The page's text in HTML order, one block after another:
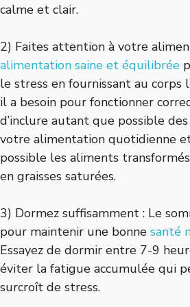
calme et clair.
2) Faites attention à votre
alimentation saine et équilibrée
le stress en fournissant au
il a besoin pour fonctionner
d’inclure autant que possible
votre alimentation quotidienne
possible les aliments
en graisses saturées.
3) Dormez suffisamment : Le
pour maintenir une bonne santé
Essayez de dormir entre 7-9
éviter la fatigue accumulée qui
surcroît de stress.